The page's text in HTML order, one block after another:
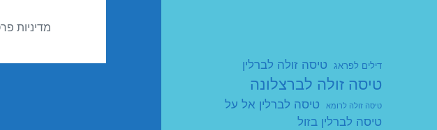
דילים לפראג טיסה זולה לברלין
טיסה זולה לברצלונה
טיסה זולה לרומא
טיסה לברלין אל על
טיסה לברלין בזול
מדיניות